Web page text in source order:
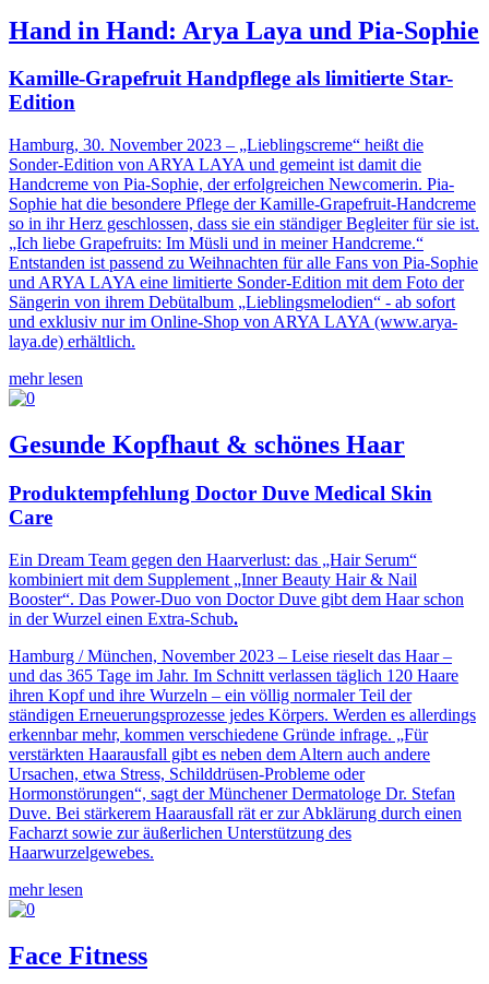
Hand in Hand: Arya Laya und Pia-Sophie
Kamille-Grapefruit Handpflege als limitierte Star-
Edition
Hamburg, 30. November 2023 – „Lieblingscreme“ heißt die
Sonder-Edition von ARYA LAYA und gemeint ist damit die
Handcreme von Pia-Sophie, der erfolgreichen Newcomerin. Pia-
Sophie hat die besondere Pflege der Kamille-Grapefruit-Handcreme
so in ihr Herz geschlossen, dass sie ein ständiger Begleiter für sie ist.
„Ich liebe Grapefruits: Im Müsli und in meiner Handcreme.“
Entstanden ist passend zu Weihnachten für alle Fans von Pia-Sophie
und ARYA LAYA eine limitierte Sonder-Edition mit dem Foto der
Sängerin von ihrem Debütalbum „Lieblingsmelodien“ - ab sofort
und exklusiv nur im Online-Shop von ARYA LAYA (www.arya-
laya.de) erhältlich.
mehr lesen
Gesunde Kopfhaut & schönes Haar
Produktempfehlung Doctor Duve Medical Skin
Care
Ein Dream Team gegen den Haarverlust: das „Hair Serum“
kombiniert mit dem Supplement „Inner Beauty Hair & Nail
Booster“. Das Power-Duo von Doctor Duve gibt dem Haar schon
in der Wurzel einen Extra-Schub.
Hamburg / München, November 2023 – Leise rieselt das Haar –
und das 365 Tage im Jahr. Im Schnitt verlassen täglich 120 Haare
ihren Kopf und ihre Wurzeln – ein völlig normaler Teil der
ständigen Erneuerungsprozesse jedes Körpers. Werden es allerdings
erkennbar mehr, kommen verschiedene Gründe infrage. „Für
verstärkten Haarausfall gibt es neben dem Altern auch andere
Ursachen, etwa Stress, Schilddrüsen-Probleme oder
Hormonstörungen“, sagt der Münchener Dermatologe Dr. Stefan
Duve. Bei stärkerem Haarausfall rät er zur Abklärung durch einen
Facharzt sowie zur äußerlichen Unterstützung des
Haarwurzelgewebes.
mehr lesen
Face Fitness